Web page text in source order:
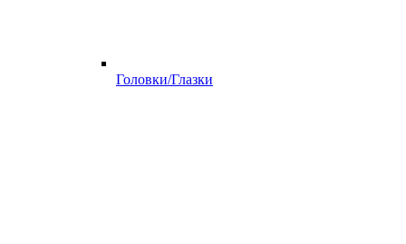
Головки/Глазки